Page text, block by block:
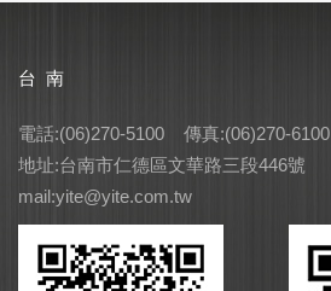
台 南
電話:(06)270-5100 傳真:(06)270-6100
地址:台南市仁德區文華路三段446號
mail:yite@yite.com.tw